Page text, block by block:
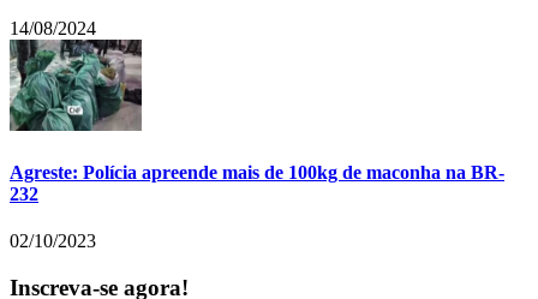
14/08/2024
Agreste: Polícia apreende mais de 100kg de maconha na BR-
232
02/10/2023
Inscreva-se agora!